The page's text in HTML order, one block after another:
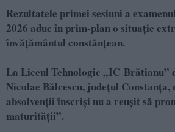
Rezultatele primei sesiuni a
2026 aduc în prim-plan o situație
învățământul constănțean.
La Liceul Tehnologic „IC Brătianu”
Nicolae Bălcescu, județul
absolvenții înscriși nu a reușit să
maturității”.